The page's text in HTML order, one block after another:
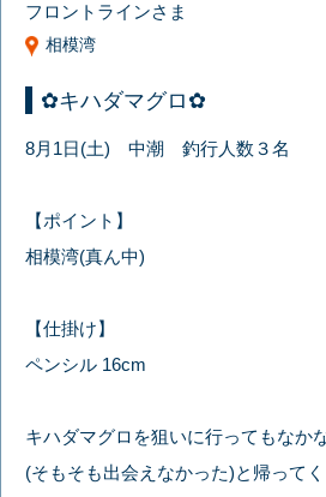
フロントラインさま
相模湾
✿キハダマグロ✿
8月1日(土) 中潮 釣行人数３名
【ポイント】
相模湾(真ん中)
【仕掛け】
ペンシル 16cm
キハダマグロを狙いに行ってもなか
(そもそも出会えなかった)と帰って